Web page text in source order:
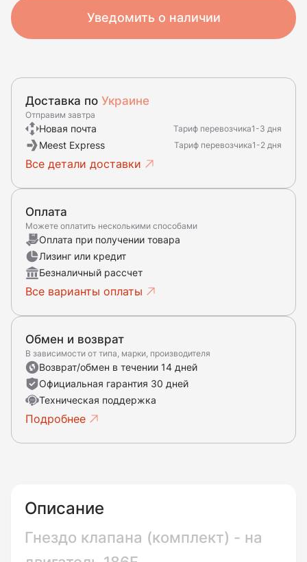
Уведомить о наличии
Доставка по Украине
Отправим завтра
Новая почта Тариф перевозчика1-3 дня
Meest Express Тариф перевозчика1-2 дня
Все детали доставки
Оплата
Можете оплатить несколькими способами
Оплата при получении товара
Лизинг или кредит
Безналичный рассчет
Все варианты оплаты
Обмен и возврат
В зависимости от типа, марки, производителя
Возврат/обмен в течении 14 дней
Официальная гарантия 30 дней
Техническая поддержка
Подробнее
Описание
Гнездо клапана (комплект) - на